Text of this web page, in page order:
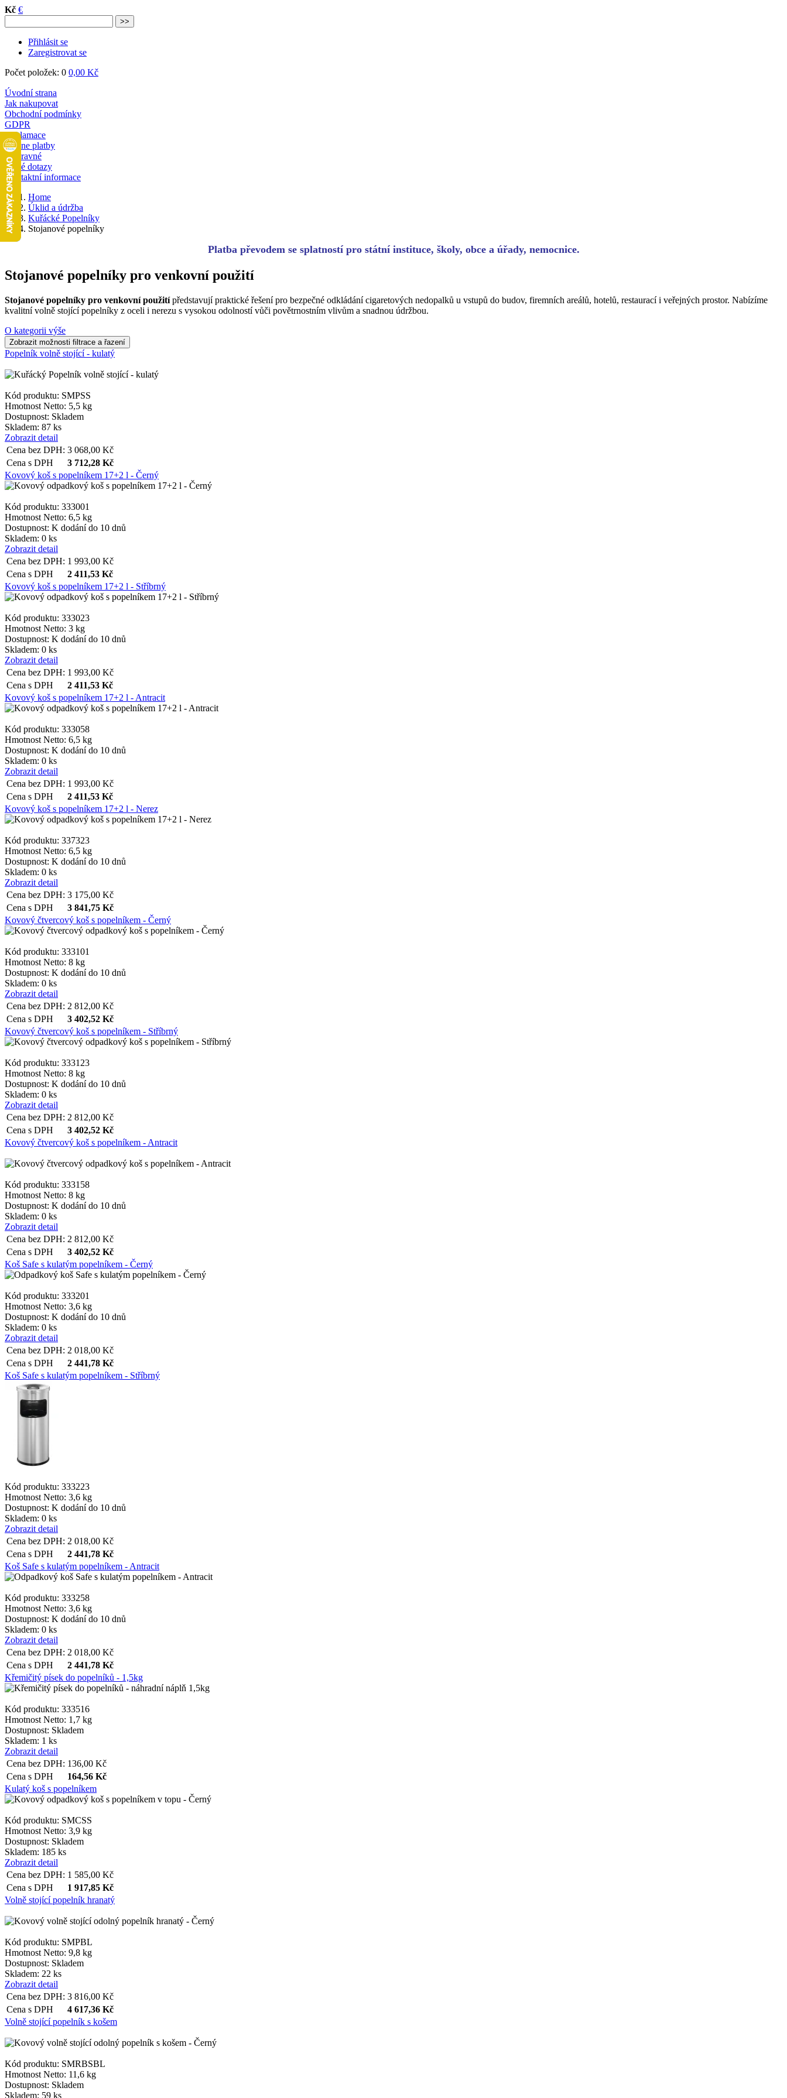
Kč €
Přihlásit se
Zaregistrovat se
Počet položek: 0 0,00 Kč
Úvodní strana
Jak nakupovat
Obchodní podmínky
GDPR
Reklamace
Online platby
Dopravné
Časté dotazy
Kontaktní informace
Home
Úklid a údržba
Kuřácké Popelníky
Stojanové popelníky
Platba převodem se splatností pro státní instituce, školy, obce a úřady, nemocnice.
Stojanové popelníky pro venkovní použití
Stojanové popelníky pro venkovní použitípředstavují praktické řešení pro bezpečné odkládání cigaretových nedopalků u vstupů do budov, firemních areálů, hotelů, restaurací i veřejných prostor. Nabízíme
kvalitní volně stojící popelníky z oceli i nerezu s vysokou odolností vůči povětrnostním vlivům a snadnou údržbou.
O kategorii výše
Popelník volně stojící - kulatý
Kód produktu: SMPSS
Hmotnost Netto: 5,5 kg
Dostupnost: Skladem
Skladem: 87 ks
Zobrazit detail
Cena bez DPH: 3 068,00 Kč
Cena s DPH
3 712,28 Kč
Kovový koš s popelníkem 17+2 l - Černý
Kód produktu: 333001
Hmotnost Netto: 6,5 kg
Dostupnost: K dodání do 10 dnů
Skladem: 0 ks
Zobrazit detail
Cena bez DPH: 1 993,00 Kč
Cena s DPH
2 411,53 Kč
Kovový koš s popelníkem 17+2 l - Stříbrný
Kód produktu: 333023
Hmotnost Netto: 3 kg
Dostupnost: K dodání do 10 dnů
Skladem: 0 ks
Zobrazit detail
Cena bez DPH: 1 993,00 Kč
Cena s DPH
2 411,53 Kč
Kovový koš s popelníkem 17+2 l - Antracit
Kód produktu: 333058
Hmotnost Netto: 6,5 kg
Dostupnost: K dodání do 10 dnů
Skladem: 0 ks
Zobrazit detail
Cena bez DPH: 1 993,00 Kč
Cena s DPH
2 411,53 Kč
Kovový koš s popelníkem 17+2 l - Nerez
Kód produktu: 337323
Hmotnost Netto: 6,5 kg
Dostupnost: K dodání do 10 dnů
Skladem: 0 ks
Zobrazit detail
Cena bez DPH: 3 175,00 Kč
Cena s DPH
3 841,75 Kč
Kovový čtvercový koš s popelníkem - Černý
Kód produktu: 333101
Hmotnost Netto: 8 kg
Dostupnost: K dodání do 10 dnů
Skladem: 0 ks
Zobrazit detail
Cena bez DPH: 2 812,00 Kč
Cena s DPH
3 402,52 Kč
Kovový čtvercový koš s popelníkem - Stříbrný
Kód produktu: 333123
Hmotnost Netto: 8 kg
Dostupnost: K dodání do 10 dnů
Skladem: 0 ks
Zobrazit detail
Cena bez DPH: 2 812,00 Kč
Cena s DPH
3 402,52 Kč
Kovový čtvercový koš s popelníkem - Antracit
Kód produktu: 333158
Hmotnost Netto: 8 kg
Dostupnost: K dodání do 10 dnů
Skladem: 0 ks
Zobrazit detail
Cena bez DPH: 2 812,00 Kč
Cena s DPH
3 402,52 Kč
Koš Safe s kulatým popelníkem - Černý
Kód produktu: 333201
Hmotnost Netto: 3,6 kg
Dostupnost: K dodání do 10 dnů
Skladem: 0 ks
Zobrazit detail
Cena bez DPH: 2 018,00 Kč
Cena s DPH
2 441,78 Kč
Koš Safe s kulatým popelníkem - Stříbrný
Kód produktu: 333223
Hmotnost Netto: 3,6 kg
Dostupnost: K dodání do 10 dnů
Skladem: 0 ks
Zobrazit detail
Cena bez DPH: 2 018,00 Kč
Cena s DPH
2 441,78 Kč
Koš Safe s kulatým popelníkem - Antracit
Kód produktu: 333258
Hmotnost Netto: 3,6 kg
Dostupnost: K dodání do 10 dnů
Skladem: 0 ks
Zobrazit detail
Cena bez DPH: 2 018,00 Kč
Cena s DPH
2 441,78 Kč
Křemičitý písek do popelníků - 1,5kg
Kód produktu: 333516
Hmotnost Netto: 1,7 kg
Dostupnost: Skladem
Skladem: 1 ks
Zobrazit detail
Cena bez DPH: 136,00 Kč
Cena s DPH
164,56 Kč
Kulatý koš s popelníkem
Kód produktu: SMCSS
Hmotnost Netto: 3,9 kg
Dostupnost: Skladem
Skladem: 185 ks
Zobrazit detail
Cena bez DPH: 1 585,00 Kč
Cena s DPH
1 917,85 Kč
Volně stojící popelník hranatý
Kód produktu: SMPBL
Hmotnost Netto: 9,8 kg
Dostupnost: Skladem
Skladem: 22 ks
Zobrazit detail
Cena bez DPH: 3 816,00 Kč
Cena s DPH
4 617,36 Kč
Volně stojící popelník s košem
Kód produktu: SMRBSBL
Hmotnost Netto: 11,6 kg
Dostupnost: Skladem
Skladem: 59 ks